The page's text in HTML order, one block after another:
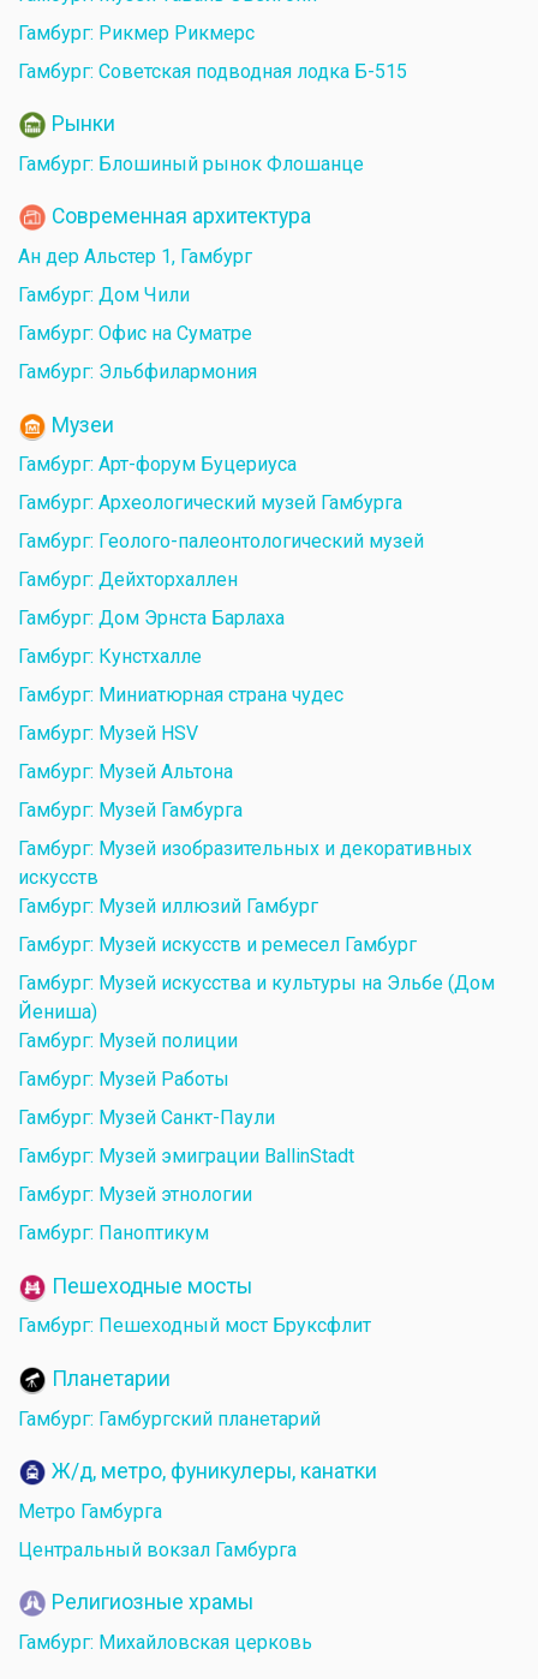
Гамбург: Рикмер Рикмерс
Гамбург: Советская подводная лодка Б-515
Рынки
Гамбург: Блошиный рынок Флошанце
Современная архитектура
Ан дер Альстер 1, Гамбург
Гамбург: Дом Чили
Гамбург: Офис на Суматре
Гамбург: Эльбфилармония
Музеи
Гамбург: Арт-форум Буцериуса
Гамбург: Археологический музей Гамбурга
Гамбург: Геолого-палеонтологический музей
Гамбург: Дейхторхаллен
Гамбург: Дом Эрнста Барлаха
Гамбург: Кунстхалле
Гамбург: Миниатюрная страна чудес
Гамбург: Музей HSV
Гамбург: Музей Альтона
Гамбург: Музей Гамбурга
Гамбург: Музей изобразительных и декоративных
искусств
Гамбург: Музей иллюзий Гамбург
Гамбург: Музей искусств и ремесел Гамбург
Гамбург: Музей искусства и культуры на Эльбе (Дом
Йениша)
Гамбург: Музей полиции
Гамбург: Музей Работы
Гамбург: Музей Санкт-Паули
Гамбург: Музей эмиграции BallinStadt
Гамбург: Музей этнологии
Гамбург: Паноптикум
Пешеходные мосты
Гамбург: Пешеходный мост Бруксфлит
Планетарии
Гамбург: Гамбургский планетарий
Ж/д, метро, фуникулеры, канатки
Метро Гамбурга
Центральный вокзал Гамбурга
Религиозные храмы
Гамбург: Михайловская церковь